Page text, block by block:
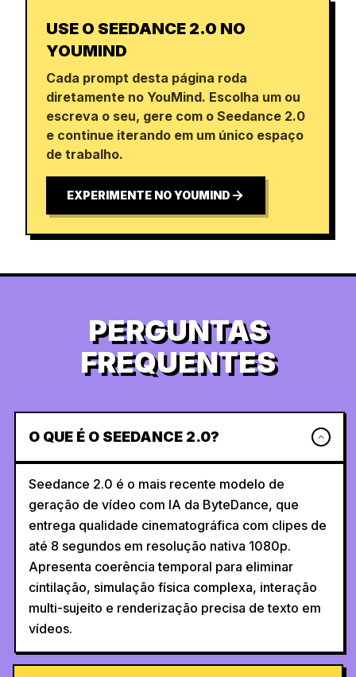
USE O SEEDANCE 2.0 NO
YOUMIND
Cada prompt desta página roda
diretamente no YouMind. Escolha um ou
escreva o seu, gere com o Seedance 2.0
e continue iterando em um único espaço
de trabalho.
EXPERIMENTE NO YOUMIND
PERGUNTAS
FREQUENTES
O QUE É O SEEDANCE 2.0?
Seedance 2.0 é o mais recente modelo de
geração de vídeo com IA da ByteDance, que
entrega qualidade cinematográfica com clipes de
até 8 segundos em resolução nativa 1080p.
Apresenta coerência temporal para eliminar
cintilação, simulação física complexa, interação
multi-sujeito e renderização precisa de texto em
vídeos.